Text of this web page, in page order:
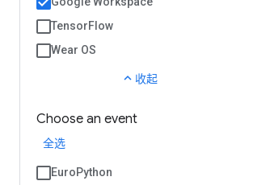
TensorFlow
Wear OS
expand_less 收起
Choose an event
全选
EuroPython